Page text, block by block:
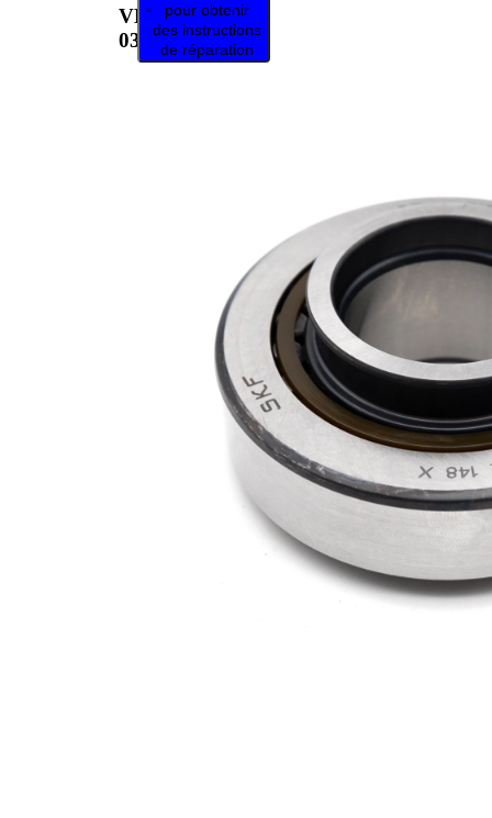
VKDCV
03001
pour obtenir
des instructions
de réparation